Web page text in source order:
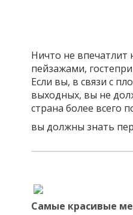
Ничто не впечатлит
пейзажами,
Если вы, в связи с
выходных, вы не
страна более всего
вы должны знать
Самые красивые